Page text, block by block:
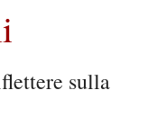
sulla